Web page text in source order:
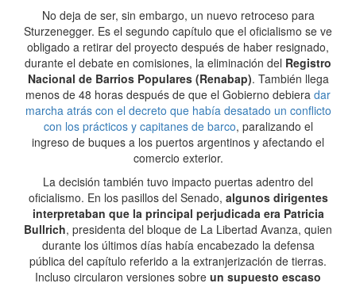
No deja de ser, sin embargo, un nuevo retroceso para
Sturzenegger. Es el segundo capítulo que el oficialismo se ve
obligado a retirar del proyecto después de haber resignado,
durante el debate en comisiones, la eliminación del Registro
Nacional de Barrios Populares (Renabap). También llega
menos de 48 horas después de que el Gobierno debiera dar
marcha atrás con el decreto que había desatado un conflicto
con los prácticos y capitanes de barco, paralizando el
ingreso de buques a los puertos argentinos y afectando el
comercio exterior.
La decisión también tuvo impacto puertas adentro del
oficialismo. En los pasillos del Senado, algunos dirigentes
interpretaban que la principal perjudicada era Patricia
Bullrich, presidenta del bloque de La Libertad Avanza, quien
durante los últimos días había encabezado la defensa
pública del capítulo referido a la extranjerización de tierras.
Incluso circularon versiones sobre un supuesto escaso